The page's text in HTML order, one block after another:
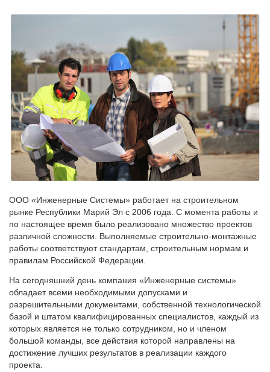
ООО «Инженерные Системы» работает на строительном
рынке Республики Марий Эл с 2006 года. С момента работы и
по настоящее время было реализовано множество проектов
различной сложности. Выполняемые строительно-монтажные
работы соответствуют стандартам, строительным нормам и
правилам Российской Федерации.
На сегодняшний день компания «Инженерные системы»
обладает всеми необходимыми допусками и
разрешительными документами, собственной технологической
базой и штатом квалифицированных специалистов, каждый из
которых является не только сотрудником, но и членом
большой команды, все действия которой направлены на
достижение лучших результатов в реализации каждого
проекта.